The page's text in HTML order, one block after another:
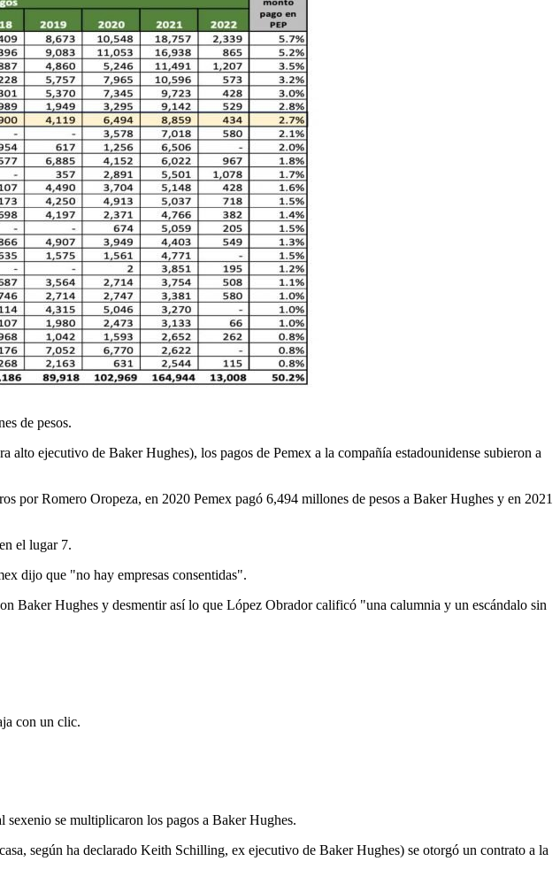
de pesos.
ejecutivo de Baker Hughes), los pagos de Pemex a la compañía estadounidense subieron a
por Romero Oropeza, en 2020 Pemex pagó 6,494 millones de pesos a Baker Hughes y en 2021
el lugar 7.
dijo que "no hay empresas consentidas".
Baker Hughes y desmentir así lo que López Obrador calificó "una calumnia y un escándalo sin
con un clic.
sexenio se multiplicaron los pagos a Baker Hughes.
según ha declarado Keith Schilling, ex ejecutivo de Baker Hughes) se otorgó un contrato a la